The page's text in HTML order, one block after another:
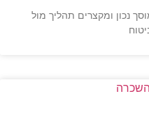
נכון ומקצרים תהליך מול